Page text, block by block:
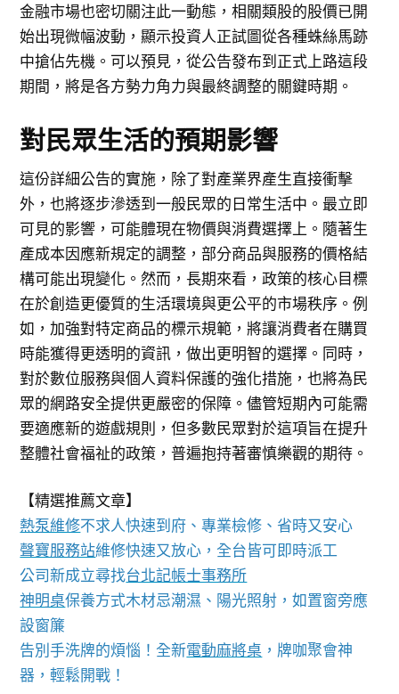
金融市場也密切關注此一動態，相關類股的股價已開
始出現微幅波動，顯示投資人正試圖從各種蛛絲馬跡
中搶佔先機。可以預見，從公告發布到正式上路這段
期間，將是各方勢力角力與最終調整的關鍵時期。
對民眾生活的預期影響
這份詳細公告的實施，除了對產業界產生直接衝擊
外，也將逐步滲透到一般民眾的日常生活中。最立即
可見的影響，可能體現在物價與消費選擇上。隨著生
產成本因應新規定的調整，部分商品與服務的價格結
構可能出現變化。然而，長期來看，政策的核心目標
在於創造更優質的生活環境與更公平的市場秩序。例
如，加強對特定商品的標示規範，將讓消費者在購買
時能獲得更透明的資訊，做出更明智的選擇。同時，
對於數位服務與個人資料保護的強化措施，也將為民
眾的網路安全提供更嚴密的保障。儘管短期內可能需
要適應新的遊戲規則，但多數民眾對於這項旨在提升
整體社會福祉的政策，普遍抱持著審慎樂觀的期待。
【精選推薦文章】
熱泵維修不求人快速到府、專業檢修、省時又安心
聲寶服務站維修快速又放心，全台皆可即時派工
公司新成立尋找台北記帳士事務所
神明桌保養方式木材忌潮濕、陽光照射，如置窗旁應
設窗簾
告別手洗牌的煩惱！全新電動麻將桌 ，牌咖聚會神
器，輕鬆開戰！